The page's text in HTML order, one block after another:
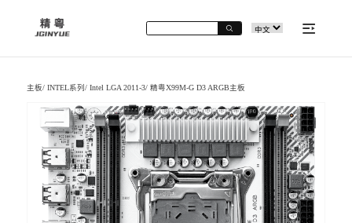
主板/INTEL系列/Intel LGA 2011-3/精粤X99M-G D3 ARGB主板